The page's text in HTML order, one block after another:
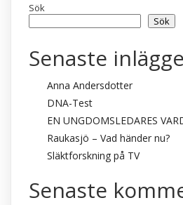
Sök
Sök
Senaste
Anna Andersdotter
DNA-Test
EN UNGDOMSLEDARES
Raukasjö – Vad händer nu?
Släktforskning på TV
Senaste